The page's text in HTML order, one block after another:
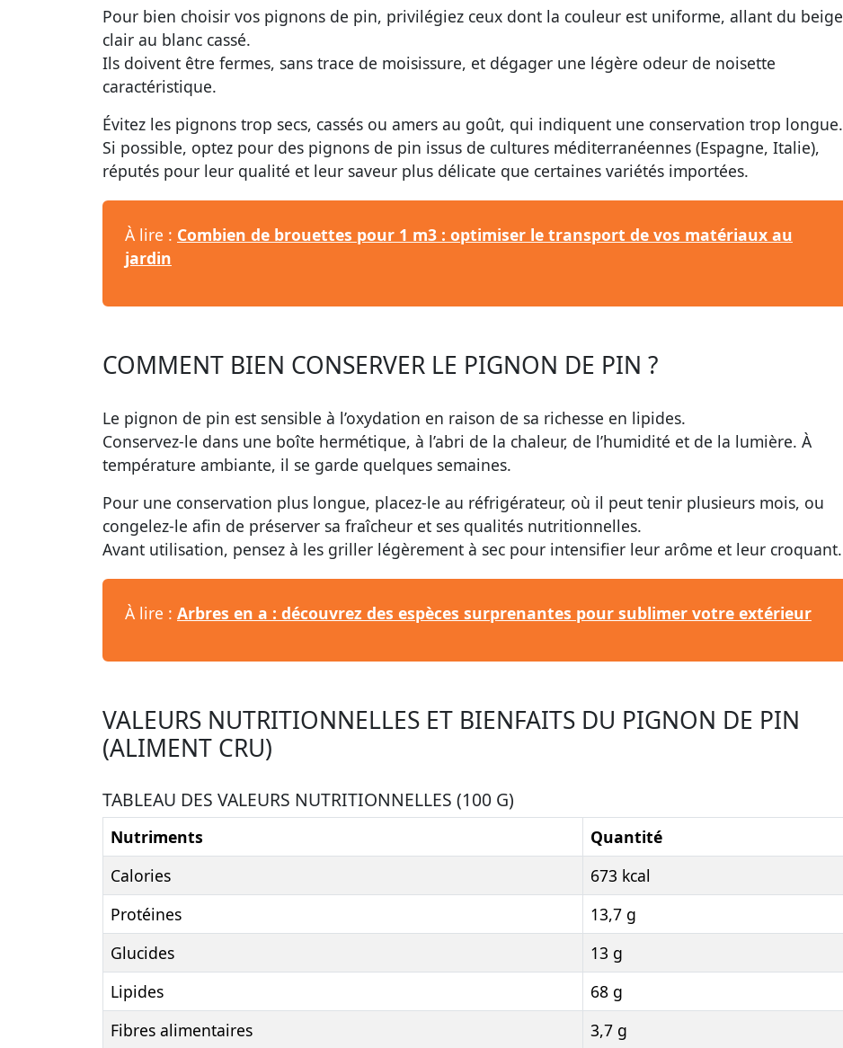
Pour bien choisir vos pignons de pin, privilégiez ceux dont la couleur est uniforme, allant du beige
clair au blanc cassé.
Ils doivent être fermes, sans trace de moisissure, et dégager une légère odeur de noisette
caractéristique.
Évitez les pignons trop secs, cassés ou amers au goût, qui indiquent une conservation trop longue.
Si possible, optez pour des pignons de pin issus de cultures méditerranéennes (Espagne, Italie),
réputés pour leur qualité et leur saveur plus délicate que certaines variétés importées.
À lire : Combien de brouettes pour 1 m3 : optimiser le transport de vos matériaux au
jardin
COMMENT BIEN CONSERVER LE PIGNON DE PIN ?
Le pignon de pin est sensible à l’oxydation en raison de sa richesse en lipides.
Conservez-le dans une boîte hermétique, à l’abri de la chaleur, de l’humidité et de la lumière. À
température ambiante, il se garde quelques semaines.
Pour une conservation plus longue, placez-le au réfrigérateur, où il peut tenir plusieurs mois, ou
congelez-le afin de préserver sa fraîcheur et ses qualités nutritionnelles.
Avant utilisation, pensez à les griller légèrement à sec pour intensifier leur arôme et leur croquant.
À lire : Arbres en a : découvrez des espèces surprenantes pour sublimer votre extérieur
VALEURS NUTRITIONNELLES ET BIENFAITS DU PIGNON DE PIN
(ALIMENT CRU)
TABLEAU DES VALEURS NUTRITIONNELLES (100 G)
Nutriments
Quantité
Calories
673 kcal
Protéines
13,7 g
Glucides
13 g
Lipides
68 g
Fibres alimentaires
3,7 g